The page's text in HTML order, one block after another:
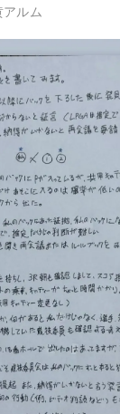
アルム